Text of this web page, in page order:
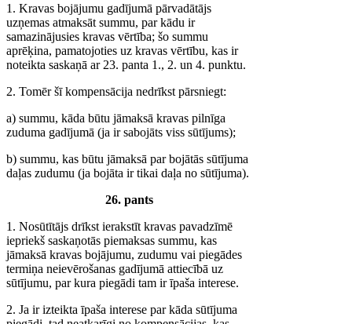
1. Kravas bojājumu gadījumā pārvadātājs
uzņemas atmaksāt summu, par kādu ir
samazinājusies kravas vērtība; šo summu
aprēķina, pamatojoties uz kravas vērtību, kas ir
noteikta saskaņā ar 23. panta 1., 2. un 4. punktu.
2. Tomēr šī kompensācija nedrīkst pārsniegt:
a) summu, kāda būtu jāmaksā kravas pilnīga
zuduma gadījumā (ja ir sabojāts viss sūtījums);
b) summu, kas būtu jāmaksā par bojātās sūtījuma
daļas zudumu (ja bojāta ir tikai daļa no sūtījuma).
26. pants
1. Nosūtītājs drīkst ierakstīt kravas pavadzīmē
iepriekš saskaņotās piemaksas summu, kas
jāmaksā kravas bojājumu, zudumu vai piegādes
termiņa neievērošanas gadījumā attiecībā uz
sūtījumu, par kura piegādi tam ir īpaša interese.
2. Ja ir izteikta īpaša interese par kāda sūtījuma